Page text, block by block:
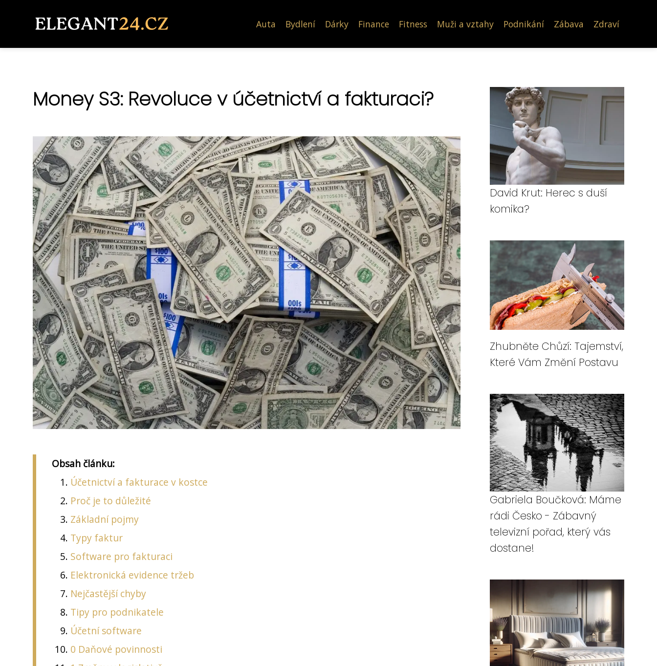
Auta Bydlení Dárky Finance Fitness Muži a vztahy Podnikání Zábava Zdraví
Money S3: Revoluce v účetnictví a fakturaci?
Obsah článku:
Účetnictví a fakturace v kostce
Proč je to důležité
Základní pojmy
Typy faktur
Software pro fakturaci
Elektronická evidence tržeb
Nejčastější chyby
Tipy pro podnikatele
Účetní software
0 Daňové povinnosti
David Krut: Herec s duší
komika?
Zhubněte Chůzí: Tajemství,
Které Vám Změní Postavu
Gabriela Boučková: Máme
rádi Česko - Zábavný
televizní pořad, který vás
dostane!